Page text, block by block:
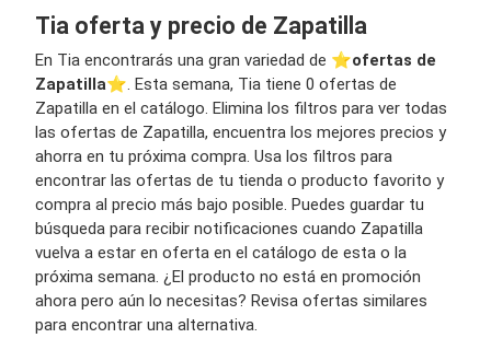
Tia oferta y precio de Zapatilla
En Tia encontrarás una gran variedad de ⭐️ofertas de
Zapatilla⭐️. Esta semana, Tia tiene 0 ofertas de
Zapatilla en el catálogo. Elimina los filtros para ver todas
las ofertas de Zapatilla, encuentra los mejores precios y
ahorra en tu próxima compra. Usa los filtros para
encontrar las ofertas de tu tienda o producto favorito y
compra al precio más bajo posible. Puedes guardar tu
búsqueda para recibir notificaciones cuando Zapatilla
vuelva a estar en oferta en el catálogo de esta o la
próxima semana. ¿El producto no está en promoción
ahora pero aún lo necesitas? Revisa ofertas similares
para encontrar una alternativa.